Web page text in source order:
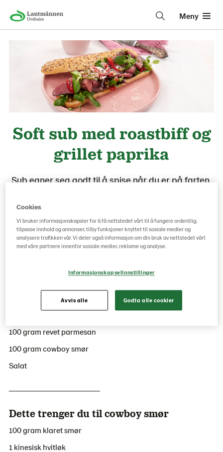
Meny
Soft sub med roastbiff og
grillet paprika
Sub egner seg godt til å spise når du er på farten.
tyggemotstand og den smuler ikke.
15 skiver roastbiff
100 gram revet parmesan
100 gram cowboy smør
Salat
Dette trenger du til cowboy smør
100 gram klaret smør
1 kinesisk hvitløk
Cookies
Vi bruker informasjonskapsler for å få nettstedet vårt til å fungere ordentlig,
tilpasse innhold og annonser, tilby funksjoner knyttet til sosiale medier og
analysere trafikken vår. Vi deler også informasjon om din bruk av nettstedet vårt
med våre partnere innenfor sosiale medier, reklame og analyse.
Informasjonskapselinnstillinger
Avvis alle Godta alle cookier